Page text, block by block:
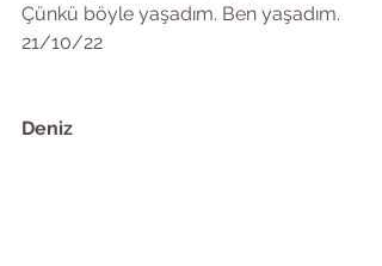
Çünkü böyle yaşadım. Ben yaşadım.
21/10/22
Deniz